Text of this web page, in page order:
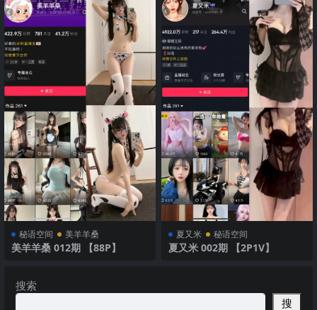
秘语空间 美羊羊桑
美羊羊桑 012期 【88P】
夏又米 秘语空间
夏又米 002期 【2P1V】
搜索
搜